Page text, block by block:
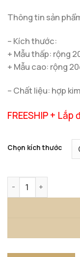
Thông tin sản
– Kích thước:
+ Mẫu thấp: rộng
+ Mẫu cao: rộng
– Chất liệu: hợp
FREESHIP +
Chọn kích thước
Tượng Hoa Pha Lê